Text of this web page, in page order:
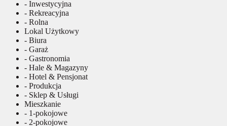
- Inwestycyjna
- Rekreacyjna
- Rolna
Lokal Użytkowy
- Biura
- Garaż
- Gastronomia
- Hale & Magazyny
- Hotel & Pensjonat
- Produkcja
- Sklep & Usługi
Mieszkanie
- 1-pokojowe
- 2-pokojowe